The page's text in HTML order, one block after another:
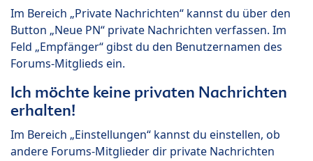
Im Bereich „Private Nachrichten“ kannst du über den
Button „Neue PN“ private Nachrichten verfassen. Im
Feld „Empfänger“ gibst du den Benutzernamen des
Forums-Mitglieds ein.
Ich möchte keine privaten Nachrichten
erhalten!
Im Bereich „Einstellungen“ kannst du einstellen, ob
andere Forums-Mitglieder dir private Nachrichten